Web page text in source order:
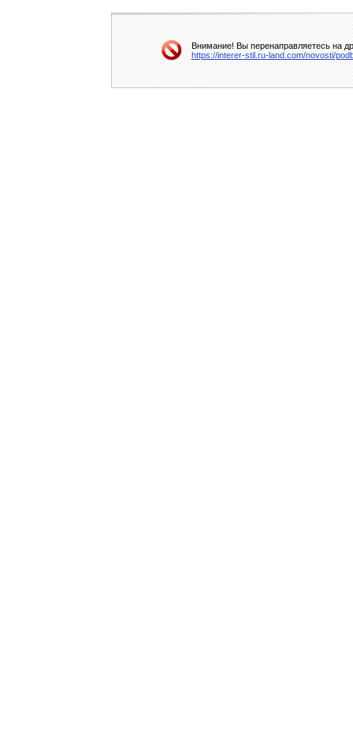
Внимание! Вы перенаправляетесь на
https://interer-stil.ru-land.com/novosti/